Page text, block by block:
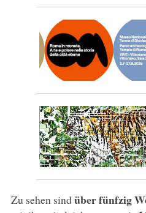
Zu sehen sindüber fünfzig